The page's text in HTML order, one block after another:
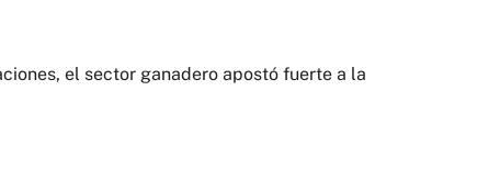
el sector ganadero apostó fuerte a la